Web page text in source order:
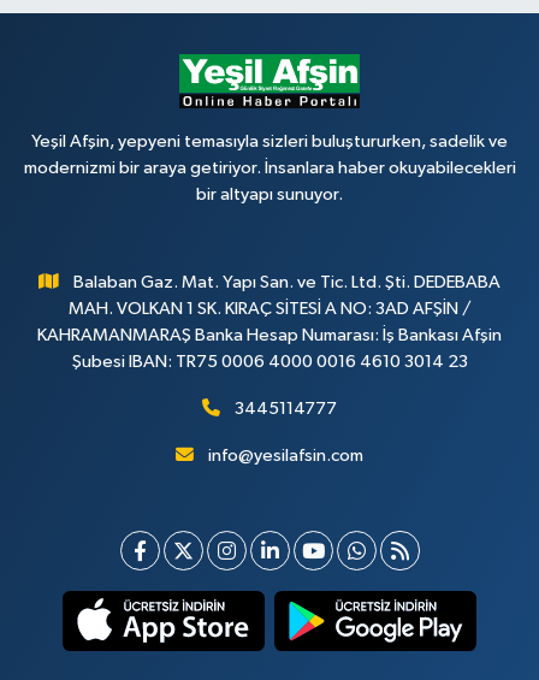
Yeşil Afşin, yepyeni temasıyla sizleri buluştururken, sadelik ve
modernizmi bir araya getiriyor. İnsanlara haber okuyabilecekleri
bir altyapı sunuyor.
Balaban Gaz. Mat. Yapı San. ve Tic. Ltd. Şti. DEDEBABA
MAH. VOLKAN 1 SK. KIRAÇ SİTESİ A NO: 3AD AFŞİN /
KAHRAMANMARAŞ Banka Hesap Numarası: İş Bankası Afşin
Şubesi IBAN: TR75 0006 4000 0016 4610 3014 23
3445114777
info@yesilafsin.com